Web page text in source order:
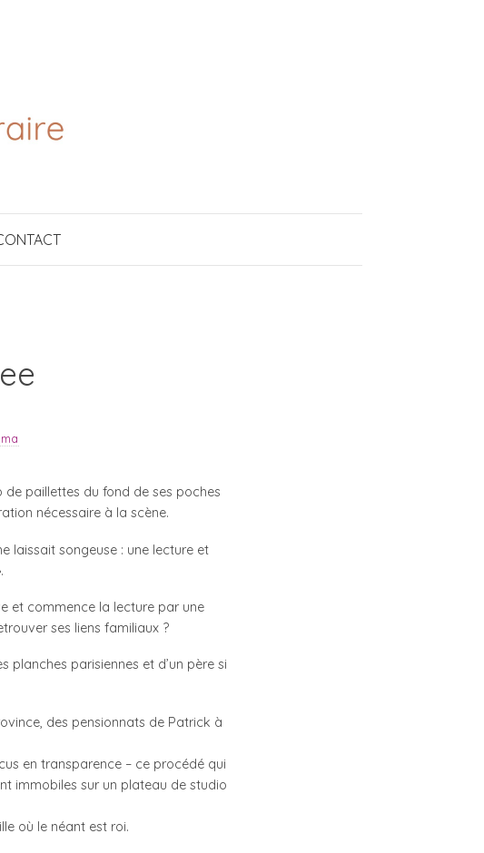
paillettes du fond de ses poches
nécessaire à la scène.
laissait songeuse : une lecture et
et commence la lecture par une
ses liens familiaux ?
planches parisiennes et d’un père si
des pensionnats de Patrick à
en transparence – ce procédé qui
immobiles sur un plateau de studio
où le néant est roi.